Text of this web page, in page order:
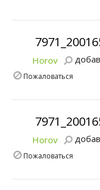
Horov
Пожаловаться
Horov
Пожаловаться